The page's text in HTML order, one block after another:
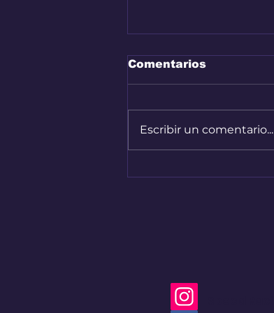
Comentarios
Escribir un comentario...